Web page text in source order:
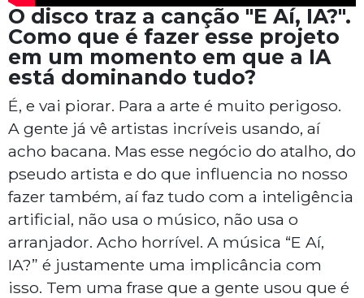
O disco traz a canção "E Aí, IA?".
Como que é fazer esse projeto
em um momento em que a IA
está dominando tudo?
É, e vai piorar. Para a arte é muito perigoso.
A gente já vê artistas incríveis usando, aí
acho bacana. Mas esse negócio do atalho, do
pseudo artista e do que influencia no nosso
fazer também, aí faz tudo com a inteligência
artificial, não usa o músico, não usa o
arranjador. Acho horrível. A música “E Aí,
IA?” é justamente uma implicância com
isso. Tem uma frase que a gente usou que é